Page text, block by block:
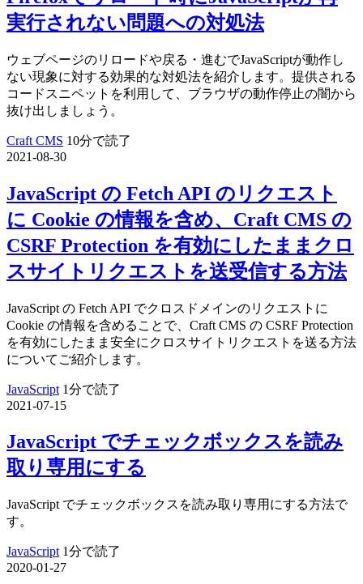
実行されない問題への対処法
ウェブページのリロードや戻る・進むでJavaScriptが動作し
ない現象に対する効果的な対処法を紹介します。提供される
コードスニペットを利用して、ブラウザの動作停止の闇から
抜け出しましょう。
Craft CMS 10分で読了
2021-08-30
JavaScript の Fetch API のリクエスト
に Cookie の情報を含め、Craft CMS の
CSRF Protection を有効にしたままクロ
スサイトリクエストを送受信する方法
JavaScript の Fetch API でクロスドメインのリクエストに
Cookie の情報を含めることで、Craft CMS の CSRF Protection
を有効にしたまま安全にクロスサイトリクエストを送る方法
についてご紹介します。
JavaScript 1分で読了
2021-07-15
JavaScript でチェックボックスを読み
取り専用にする
JavaScript でチェックボックスを読み取り専用にする方法で
す。
JavaScript 1分で読了
2020-01-27